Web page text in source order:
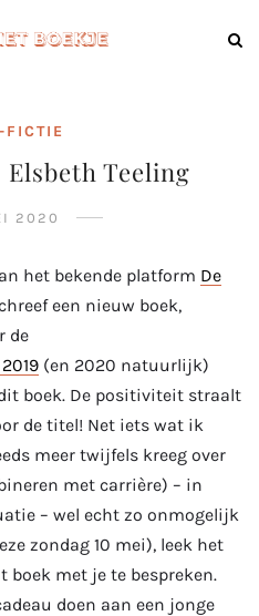
FICTIE
Elsbeth Teeling
2020
het bekende platform De
een nieuw boek,
de
(en 2020 natuurlijk)
boek. De positiviteit straalt
de titel! Net iets wat ik
meer twijfels kreeg over
met carrière) – in
– wel echt zo onmogelijk
zondag 10 mei), leek het
boek met je te bespreken.
doen aan een jonge